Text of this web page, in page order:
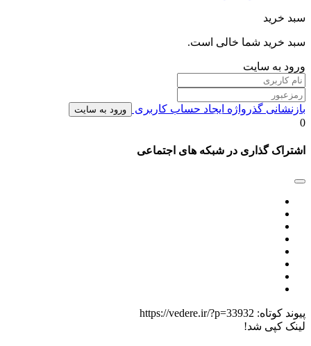
سبد خرید
سبد خرید شما خالی است.
ورود به سایت
بازنشانی گذرواژه ایجاد حساب کاربری ورود به سایت
0
اشتراک گذاری در شبکه های اجتماعی
پیوند کوتاه: https://vedere.ir/?p=33932
لینک کپی شد!